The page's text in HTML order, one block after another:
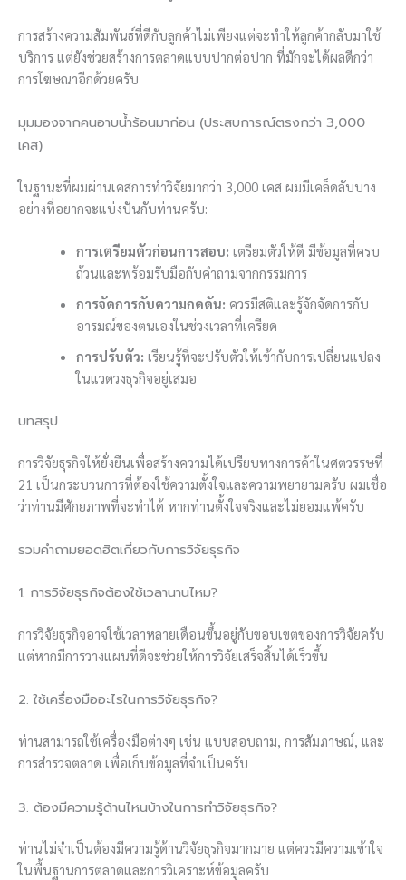
การสร้างความสัมพันธ์ที่ดีกับลูกค้าไม่เพียงแต่จะทำให้ลูกค้ากลับมาใช้
บริการ แต่ยังช่วยสร้างการตลาดแบบปากต่อปาก ที่มักจะได้ผลดีกว่า
การโฆษณาอีกด้วยครับ
มุมมองจากคนอาบน้ำร้อนมาก่อน (ประสบการณ์ตรงกว่า 3,000
เคส)
ในฐานะที่ผมผ่านเคสการทำวิจัยมากว่า 3,000 เคส ผมมีเคล็ดลับบาง
อย่างที่อยากจะแบ่งปันกับท่านครับ:
การเตรียมตัวก่อนการสอบ: เตรียมตัวให้ดี มีข้อมูลที่ครบ
ถ้วนและพร้อมรับมือกับคำถามจากกรรมการ
การจัดการกับความกดดัน: ควรมีสติและรู้จักจัดการกับ
อารมณ์ของตนเองในช่วงเวลาที่เครียด
การปรับตัว: เรียนรู้ที่จะปรับตัวให้เข้ากับการเปลี่ยนแปลง
ในแวดวงธุรกิจอยู่เสมอ
บทสรุป
การวิจัยธุรกิจให้ยั่งยืนเพื่อสร้างความได้เปรียบทางการค้าในศตวรรษที่
21 เป็นกระบวนการที่ต้องใช้ความตั้งใจและความพยายามครับ ผมเชื่อ
ว่าท่านมีศักยภาพที่จะทำได้ หากท่านตั้งใจจริงและไม่ยอมแพ้ครับ
รวมคำถามยอดฮิตเกี่ยวกับการวิจัยธุรกิจ
1. การวิจัยธุรกิจต้องใช้เวลานานไหม?
การวิจัยธุรกิจอาจใช้เวลาหลายเดือนขึ้นอยู่กับขอบเขตของการวิจัยครับ
แต่หากมีการวางแผนที่ดีจะช่วยให้การวิจัยเสร็จสิ้นได้เร็วขึ้น
2. ใช้เครื่องมืออะไรในการวิจัยธุรกิจ?
ท่านสามารถใช้เครื่องมือต่างๆ เช่น แบบสอบถาม, การสัมภาษณ์, และ
การสำรวจตลาด เพื่อเก็บข้อมูลที่จำเป็นครับ
3. ต้องมีความรู้ด้านไหนบ้างในการทำวิจัยธุรกิจ?
ท่านไม่จำเป็นต้องมีความรู้ด้านวิจัยธุรกิจมากมาย แต่ควรมีความเข้าใจ
ในพื้นฐานการตลาดและการวิเคราะห์ข้อมูลครับ